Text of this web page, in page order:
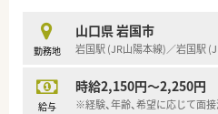
【法人特徴について】
■岩国市内で2店舗を展開する
■ヒューマンエラーを防ぐた
包機を積極的に導入し、安全
勤務地
山口県 岩国市
岩国駅 (JR山陽本線)／岩国駅
給与
時給2,150円～2,250円
※経験、年齢、希望に応じて面